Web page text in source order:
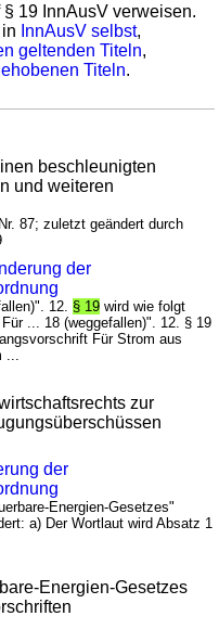
19 InnAusV verweisen.
InnAusV selbst,
geltenden Titeln,
Titeln.
beschleunigten
und weiteren
87; zuletzt geändert durch
der
12. § 19 wird wie folgt
... 18 (weggefallen)". 12. § 19
Für Strom aus
zur
der
Energien-Gesetzes"
a) Der Wortlaut wird Absatz 1
Energien-Gesetzes